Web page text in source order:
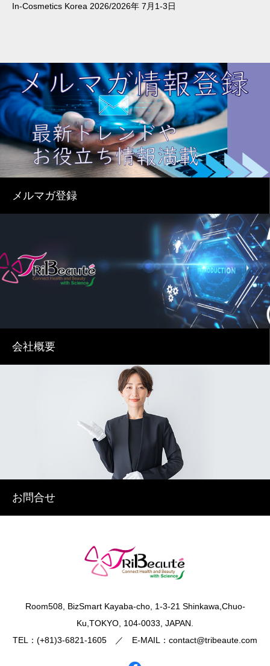
In-Cosmetics Korea 2026/2026年 7月1-3日
メルマガ登録
会社概要
お問合せ
​Room508, BizSmart Kayaba-cho, 1-3-21 Shinkawa,Chuo-
Ku,TOKYO, 104-0033, JAPAN.
TEL：(+81)3-6821-1605 ／ E-MAIL：contact@tribeaute.com